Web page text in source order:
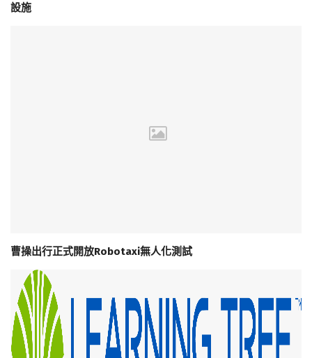
設施
曹操出行正式開放Robotaxi無人化測試